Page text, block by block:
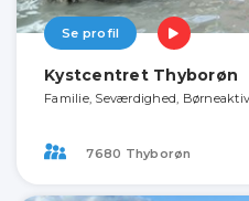
Se profil
Kystcentret Thyborøn
Familie, Seværdighed,
7680 Thyborøn